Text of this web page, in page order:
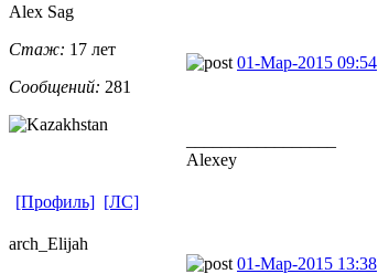
Alex Sag
Стаж: 17 лет
Сообщений: 281
01-Мар-2015 09:54
Alexey
[Профиль] [ЛС]
arch_Elijah
01-Мар-2015 13:38